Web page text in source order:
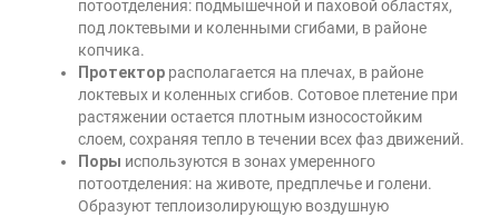
потоотделения: подмышечной и паховой областях,
под локтевыми и коленными сгибами, в районе
копчика.
Протектор располагается на плечах, в районе
локтевых и коленных сгибов. Сотовое плетение при
растяжении остается плотным износостойким
слоем, сохраняя тепло в течении всех фаз движений.
Поры используются в зонах умеренного
потоотделения: на животе, предплечье и голени.
Образуют теплоизолирующую воздушную